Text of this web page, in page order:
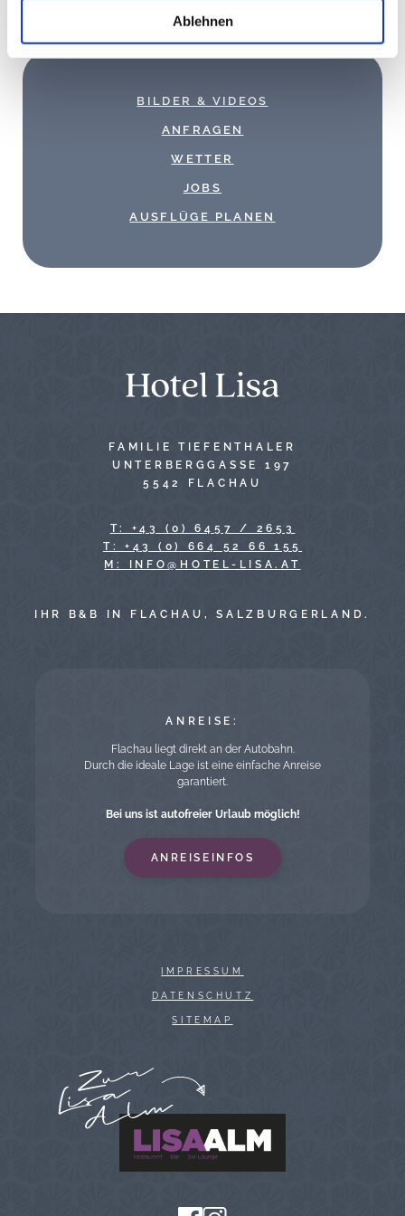
l
Ablehnen
BILDER & VIDEOS
ANFRAGEN
WETTER
JOBS
AUSFLÜGE PLANEN
ANREISE:
Flachau liegt direkt an der Autobahn.
Durch die ideale Lage ist eine einfache Anreise
garantiert.
Bei uns ist autofreier Urlaub möglich!
ANREISEINFOS
FAMILIE TIEFENTHALER
UNTERBERGGASSE 197
5542 FLACHAU
T: +43 (0) 6457 / 2653
T: +43 (0) 664 52 66 155
TA.ASIL-LETOH@OFNI :M
IHR B&B IN FLACHAU, SALZBURGERLAND.
IMPRESSUM
DATENSCHUTZ
SITEMAP